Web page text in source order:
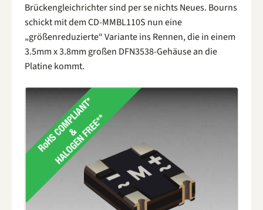
Brückengleichrichter sind per se nichts Neues. Bourns
schickt mit dem CD-MMBL110S nun eine
„größenreduzierte“ Variante ins Rennen, die in einem
3.5mm x 3.8mm großen DFN3538-Gehäuse an die
Platine kommt.